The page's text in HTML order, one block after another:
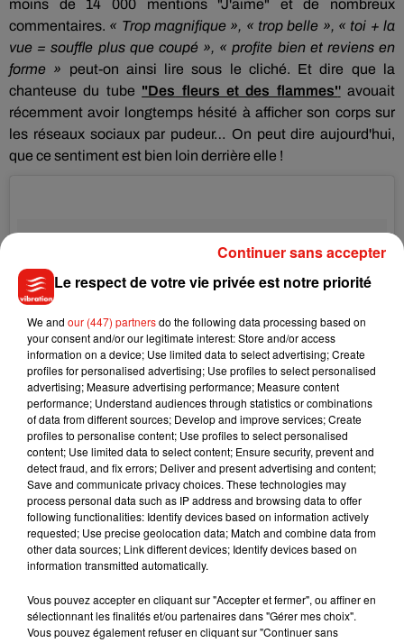
moins de 14 000
mentions "J'aime"
et de nombreux
commentaires. « Trop magnifique », « trop belle », « toi + la
vue = souffle plus que coupé », « profite bien et reviens en
forme » peut-on ainsi lire sous le cliché. Et dire que la
chanteuse du tube "Des fleurs et des flammes''avouait
récemment avoir longtemps hésité à afficher son corps sur
les réseaux sociaux par pudeur… On peut dire aujourd'hui,
que ce sentiment est bien loin derrière elle !
Quelque part dans le monde avec une vue à couper le souffle
�x"R�xÈ
Une publication partagée par talofficial (@talofficial) le 2 Août 2017 à 9h10 PDT
Musique
Le respect de votre vie privée est notre priorité
We and our (447) partnersdo the following data processing based on
your consent and/or our legitimate interest: Store and/or access
information on a device; Use limited data to select advertising; Create
profiles for personalised advertising; Use profiles to select personalised
advertising; Measure advertising performance; Measure content
performance; Understand audiences through statistics or combinations
of data from different sources; Develop and improve services; Create
profiles to personalise content; Use profiles to select personalised
content; Use limited data to select content; Ensure security, prevent and
detect fraud, and fix errors; Deliver and present advertising and content;
Save and communicate privacy choices. These technologies may
process personal data such as IP address and browsing data to offer
following functionalities: Identify devices based on information actively
requested; Use precise geolocation data; Match and combine data from
other data sources; Link different devices; Identify devices based on
information transmitted automatically.
Vous pouvez accepter en cliquant sur "Accepter et fermer", ou affiner en
sélectionnant les finalités et/ou partenaires dans "Gérer mes choix".
Vous pouvez également refuser en cliquant sur "Continuer sans
Continuer sans accepter